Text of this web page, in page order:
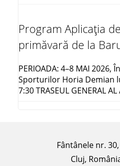
Program Aplicația
primăvară de la
PERIOADA: 4–8 MAI 2026,
Sporturilor Horia Demian
7:30 TRASEUL GENERAL
Fântânele nr.
Cluj,